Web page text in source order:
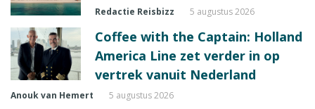
Redactie Reisbizz 5 augustus 2026
Coffee with the Captain: Holland
America Line zet verder in op
vertrek vanuit Nederland
Anouk van Hemert 5 augustus 2026